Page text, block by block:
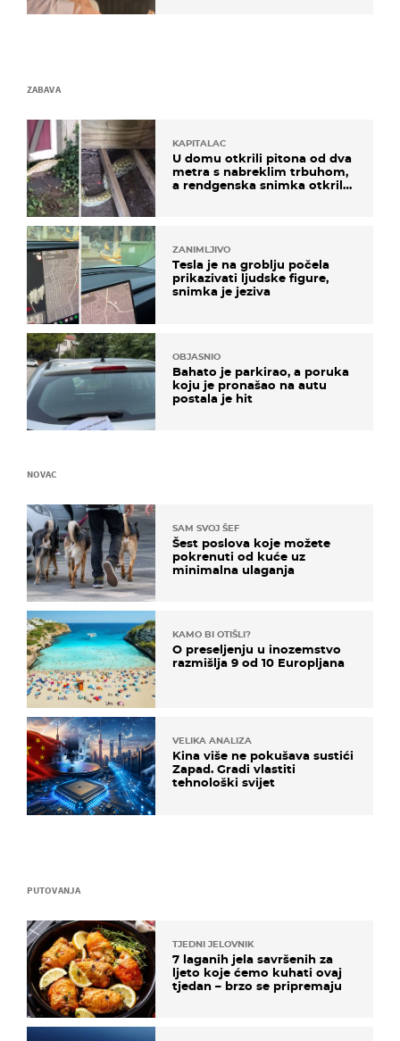
ZABAVA
KAPITALAC
U domu otkrili pitona od dva
metra s nabreklim trbuhom,
a rendgenska snimka otkrila
ZANIMLJIVO
Tesla je na groblju počela
prikazivati ljudske figure,
snimka je jeziva
OBJASNIO
Bahato je parkirao, a poruka
koju je pronašao na autu
postala je hit
PUTOVANJA
TJEDNI JELOVNIK
7 laganih jela savršenih za
ljeto koje ćemo kuhati ovaj
tjedan – brzo se pripremaju
NOVAC
SAM SVOJ ŠEF
Šest poslova koje možete
pokrenuti od kuće uz
minimalna ulaganja
KAMO BI OTIŠLI?
O preseljenju u inozemstvo
razmišlja 9 od 10 Europljana
VELIKA ANALIZA
Kina više ne pokušava sustići
Zapad. Gradi vlastiti
tehnološki svijet